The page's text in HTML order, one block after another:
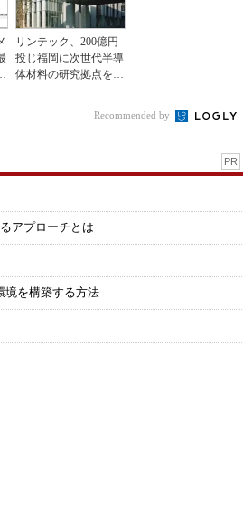
リンテック、200億円
投じ福岡に次世代半導
体材料の研究拠点を開
Recommended by
PR
アプローチとは
境を構築する方法